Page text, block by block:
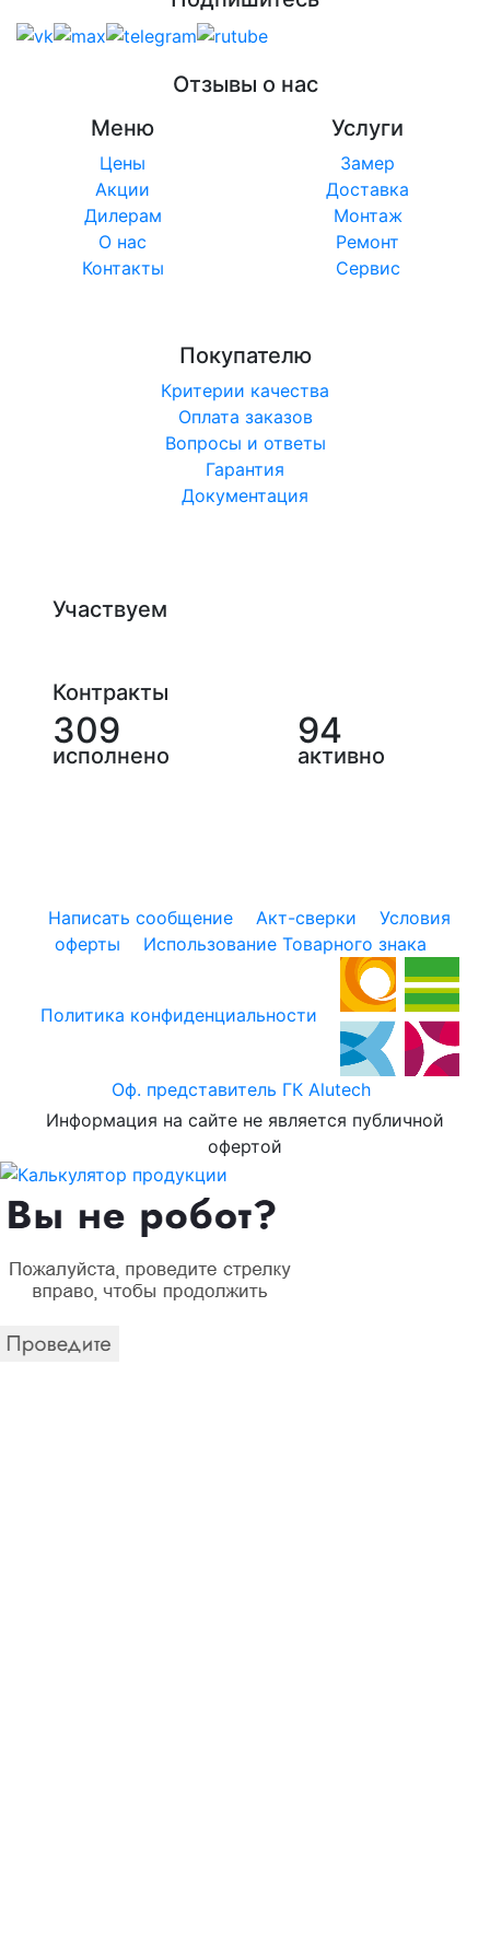
Отзывы о нас
Меню
Цены
Акции
Дилерам
О нас
Контакты
Услуги
Замер
Доставка
Монтаж
Ремонт
Сервис
Покупателю
Критерии качества
Оплата заказов
Вопросы и ответы
Гарантия
Документация
Участвуем
Контракты
309
исполнено
94
активно
Написать сообщение Акт-сверки
Условия
оферты
Использование Товарного знака
Политика конфиденциальности
Оф. представитель ГК Alutech
Информация на сайте не является публичной
офертой